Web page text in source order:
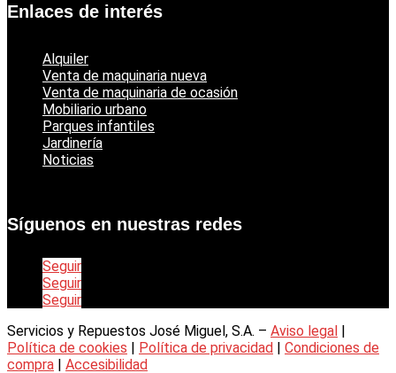
Enlaces de interés
Alquiler
Venta de maquinaria nueva
Venta de maquinaria de ocasión
Mobiliario urbano
Parques infantiles
Jardinería
Noticias
Síguenos en nuestras redes
Seguir
Seguir
Seguir
Servicios y Repuestos José Miguel, S.A. – Aviso legal
Política de cookies
Política de privacidad
Condiciones de
compra
Accesibilidad